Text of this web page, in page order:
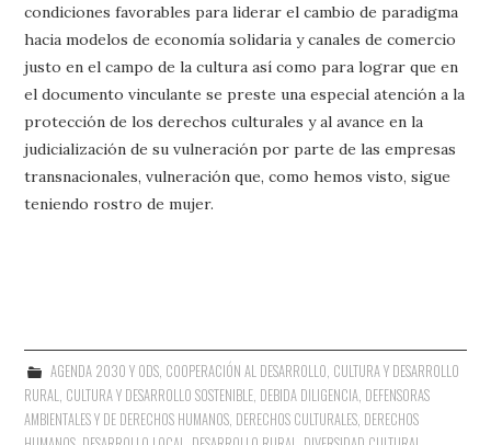
condiciones favorables para liderar el cambio de paradigma
hacia modelos de economía solidaria y canales de comercio
justo en el campo de la cultura así como para lograr que en
el documento vinculante se preste una especial atención a la
protección de los derechos culturales y al avance en la
judicialización de su vulneración por parte de las empresas
transnacionales, vulneración que, como hemos visto, sigue
teniendo rostro de mujer.
AGENDA 2030 Y ODS, COOPERACIÓN AL DESARROLLO, CULTURA Y DESARROLLO
RURAL, CULTURA Y DESARROLLO SOSTENIBLE, DEBIDA DILIGENCIA, DEFENSORAS
AMBIENTALES Y DE DERECHOS HUMANOS, DERECHOS CULTURALES, DERECHOS